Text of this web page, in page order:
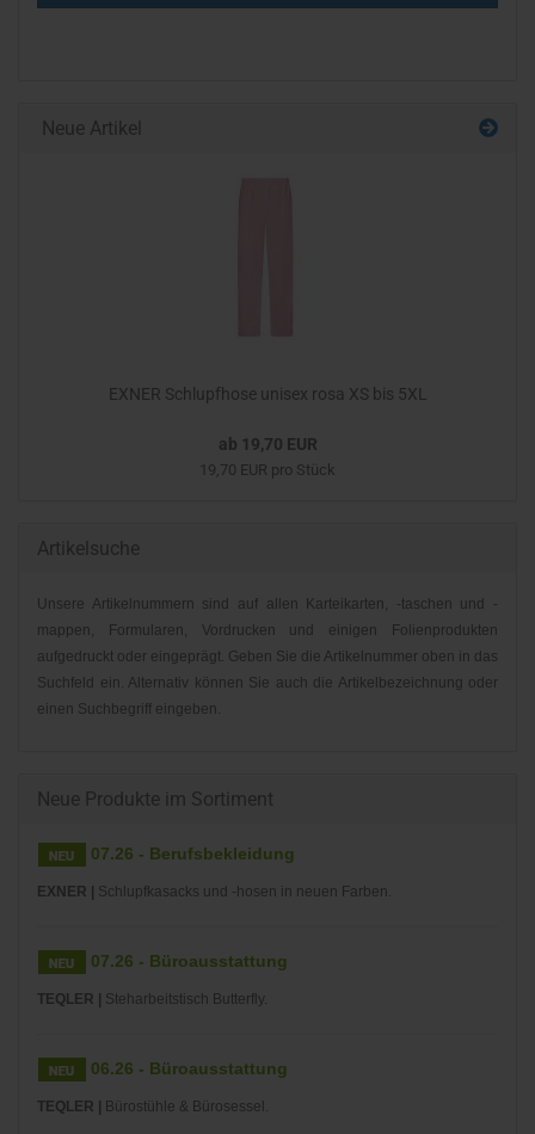
Neue Artikel
EXNER Schlupfhose unisex rosa XS bis 5XL
ab 19,70 EUR
19,70 EUR pro Stück
Artikelsuche
Unsere Artikelnummern sind auf allen Karteikarten, -taschen und -
mappen, Formularen, Vordrucken und einigen Folienprodukten
aufgedruckt oder eingeprägt. Geben Sie die Artikelnummer oben in das
Suchfeld ein. Alternativ können Sie auch die Artikelbezeichnung oder
einen Suchbegriff eingeben.
Neue Produkte im Sortiment
07.26 - Berufsbekleidung
EXNER | Schlupfkasacks und -hosen in neuen Farben.
07.26 - Büroausstattung
TEQLER | Steharbeitstisch Butterfly.
06.26 - Büroausstattung
TEQLER | Bürostühle & Bürosessel.